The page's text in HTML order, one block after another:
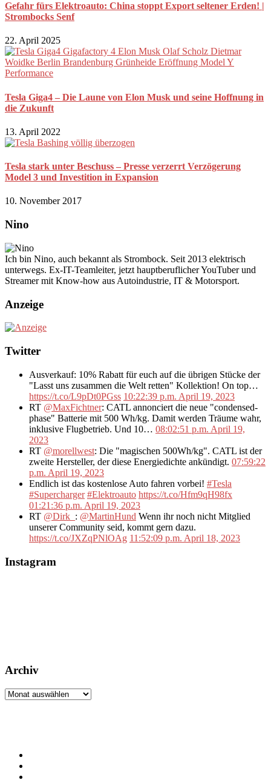
Gefahr fürs Elektroauto: China stoppt Export seltener Erden! |
Strombocks Senf
22. April 2025
Tesla Giga4 – Die Laune von Elon Musk und seine Hoffnung in
die Zukunft
13. April 2022
Tesla stark unter Beschuss – Presse verzerrt Verzögerung
Model 3 und Investition in Expansion
10. November 2017
Nino
Ich bin Nino, auch bekannt als Strombock. Seit 2013 elektrisch
unterwegs. Ex-IT-Teamleiter, jetzt hauptberuflicher YouTuber und
Streamer mit Know-how aus Autoindustrie, IT & Motorsport.
Anzeige
Twitter
Ausverkauf: 10% Rabatt für euch auf die übrigen Stücke der
"Lasst uns zusammen die Welt retten" Kollektion! On top…
https://t.co/L9pDt0PGss 10:22:39 p.m. April 19, 2023
RT @MaxFichtner: CATL annonciert die neue "condensed-
phase" Batterie mit 500 Wh/kg. Damit werden Träume wahr,
inklusive Flugbetrieb. Und 10… 08:02:51 p.m. April 19,
2023
RT @morellwest: Die "magischen 500Wh/kg". CATL ist der
zweite Hersteller, der diese Energiedichte ankündigt. 07:59:22
p.m. April 19, 2023
Endlich ist das kostenlose Auto fahren vorbei! #Tesla
#Supercharger #Elektroauto https://t.co/Hfm9qH98fx
01:21:36 p.m. April 19, 2023
RT @Dirk_ : @MartinHund Wenn ihr noch nicht Mitglied
unserer Community seid, kommt gern dazu.
https://t.co/JXZqPNlOAg 11:52:09 p.m. April 18, 2023
Instagram
Archiv
Archiv